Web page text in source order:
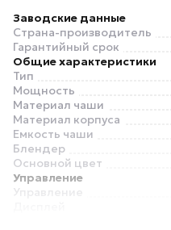
Заводские данные
Страна-производитель
Гарантийный срок
Общие характеристики
Тип
Мощность
Материал чаши
Материал корпуса
Емкость чаши
Блендер
Основной цвет
Управление
Управление